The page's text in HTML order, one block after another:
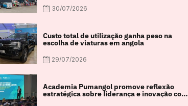
30/07/2026
Custo total de utilização ganha peso na
escolha de viaturas em angola
29/07/2026
Academia Pumangol promove reflexão
estratégica sobre liderança e inovação com
especialista internacional Nadim Habib